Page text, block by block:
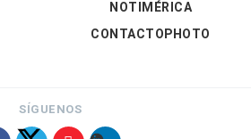
NOTIMÉRICA
CONTACTOPHOTO
SÍGUENOS